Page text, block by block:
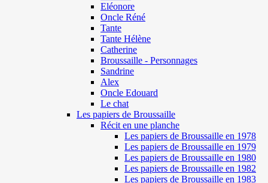
Eléonore
Oncle Réné
Tante
Tante Hélène
Catherine
Broussaille - Personnages
Sandrine
Alex
Oncle Edouard
Le chat
Les papiers de Broussaille
Récit en une planche
Les papiers de Broussaille en 1978
Les papiers de Broussaille en 1979
Les papiers de Broussaille en 1980
Les papiers de Broussaille en 1982
Les papiers de Broussaille en 1983